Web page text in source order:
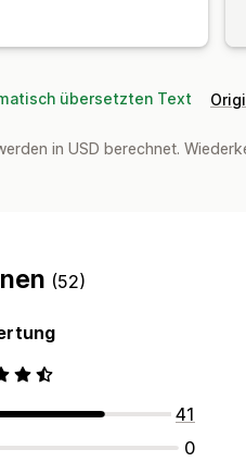
übersetzten Text
in USD berechnet.
(52)
41
0